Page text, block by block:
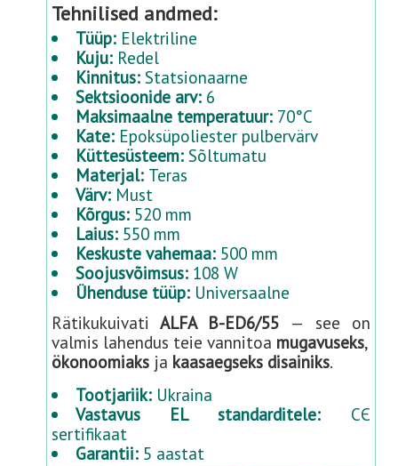
Tehnilised andmed:
Tüüp: Elektriline
Kuju: Redel
Kinnitus: Statsionaarne
Sektsioonide arv: 6
Maksimaalne temperatuur: 70°С
Kate: Epoksüpoliester pulbervärv
Küttesüsteem: Sõltumatu
Materjal: Teras
Värv: Must
Kõrgus: 520 mm
Laius: 550 mm
Keskuste vahemaa: 500 mm
Soojusvõimsus: 108 W
Ühenduse tüüp: Universaalne
RätikukuivatiALFA B-ED6/55 — see on
valmis lahendus teie vannitoa mugavuseks,
ökonoomiaks ja kaasaegseks disainiks.
Tootjariik: Ukraina
Vastavus EL standarditele: CЄ
sertifikaat
Garantii: 5 aastat